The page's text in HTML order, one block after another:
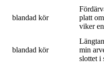
blandad kör
platt
viker
blandad kör
min
slottet i